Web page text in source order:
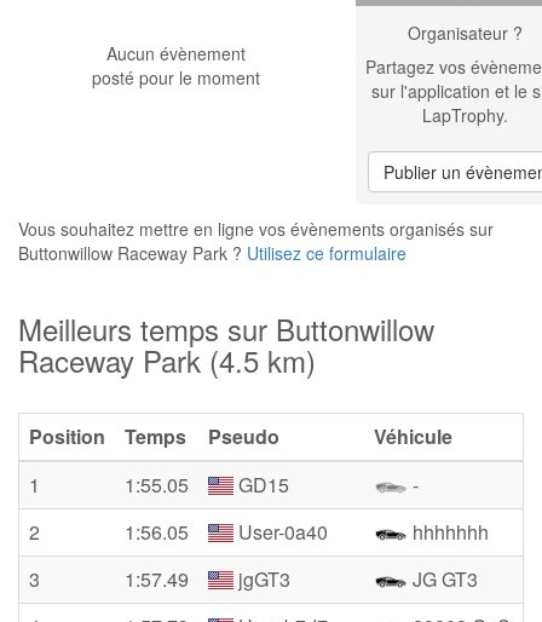
Aucun évènement
posté pour le moment
Organisateur ?
Partagez vos
sur l'application et le
LapTrophy.
Publier un
Vous souhaitez mettre en ligne vos évènements organisés sur
Buttonwillow Raceway Park ? Utilisez ce formulaire
Meilleurs temps sur Buttonwillow
Raceway Park (4.5 km)
Position Temps Pseudo
Véhicule
1
1:55.05 GD15
-
2
1:56.05 User-0a40
hhhhhhh
3
1:57.49 jgGT3
JG GT3